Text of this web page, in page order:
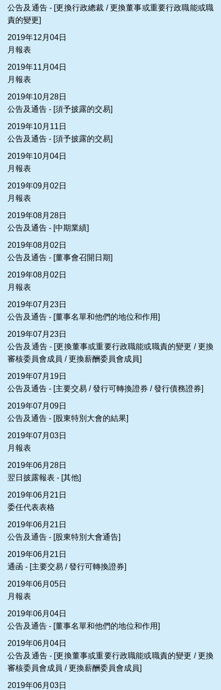
公告及通告 - [更換行政總裁 / 更換董事或重要行政職能或職
責的變更]
2019年12月04日
月報表
2019年11月04日
月報表
2019年10月28日
公告及通告 - [須予披露的交易]
2019年10月11日
公告及通告 - [須予披露的交易]
2019年10月04日
月報表
2019年09月02日
月報表
2019年08月28日
公告及通告 - [中期業績]
2019年08月02日
公告及通告 - [董事會召開日期]
2019年08月02日
月報表
2019年07月23日
公告及通告 - [董事名單和他們的地位和作用]
2019年07月23日
公告及通告 - [更換董事或重要行政職能或職責的變更 / 更換
審核委員會成員 / 更換薪酬委員會成員]
2019年07月19日
公告及通告 - [主要交易 / 發行可轉換證券 / 發行債務證券]
2019年07月09日
公告及通告 - [股東特別大會的結果]
2019年07月03日
月報表
2019年06月28日
翌日披露報表 - [其他]
2019年06月21日
委任代表表格
2019年06月21日
公告及通告 - [股東特別大會通告]
2019年06月21日
通函 - [主要交易 / 發行可轉換證券]
2019年06月05日
月報表
2019年06月04日
公告及通告 - [董事名單和他們的地位和作用]
2019年06月04日
公告及通告 - [更換董事或重要行政職能或職責的變更 / 更換
審核委員會成員 / 更換薪酬委員會成員]
2019年06月03日